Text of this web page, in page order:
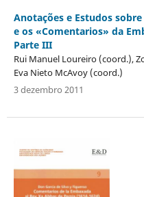
Anotações e Estudos
e os «Comentarios» da
Parte III
Rui Manuel Loureiro (coord.),
Eva Nieto McAvoy (coord.)
3 dezembro 2011